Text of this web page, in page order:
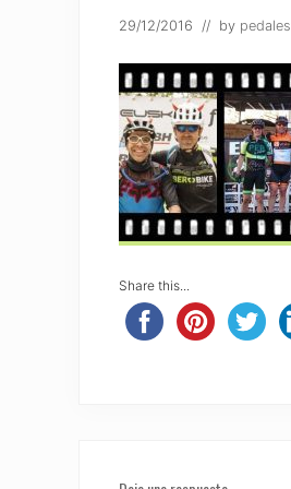
29/12/2016 // by
Share this...